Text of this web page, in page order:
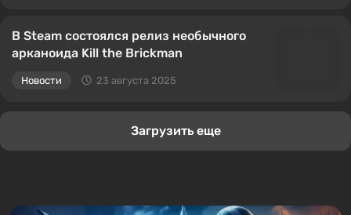
В Steam состоялся релиз необычного
арканоида Kill the Brickman
Новости 23 августа 2025
Загрузить еще